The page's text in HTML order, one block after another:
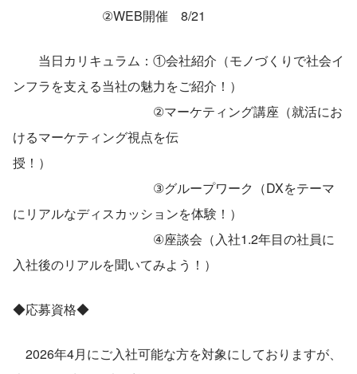
②WEB開催　8/21
当日カリキュラム：①会社紹介（モノづくりで社会イ
ンフラを支える当社の魅力をご紹介！）
②マーケティング講座（就活にお
けるマーケティング視点を伝
授！）
③グループワーク（DXをテーマ
にリアルなディスカッションを体験！）
④座談会（入社1.2年目の社員に
入社後のリアルを聞いてみよう！）
◆応募資格◆
2026年4月にご入社可能な方を対象にしておりますが、